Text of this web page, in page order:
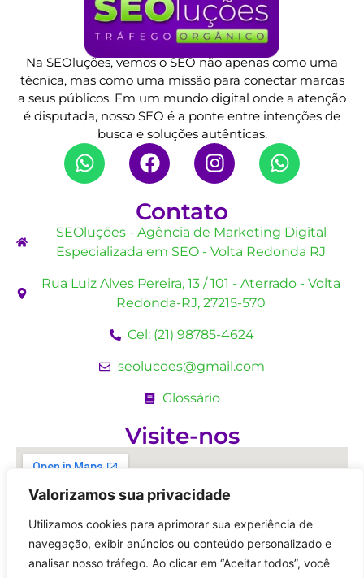
Valorizamos sua privacidade
Utilizamos cookies para aprimorar sua experiência de
navegação, exibir anúncios ou conteúdo personalizado e
analisar nosso tráfego. Ao clicar em “Aceitar todos”, você
Na SEOluções, vemos o SEO não apenas como uma
técnica, mas como uma missão para conectar marcas
a seus públicos. Em um mundo digital onde a atenção
é disputada, nosso SEO é a ponte entre intenções de
busca e soluções autênticas.
Contato
SEOluções - Agência de Marketing Digital
Especializada em SEO - Volta Redonda RJ
Rua Luiz Alves Pereira, 13 / 101 - Aterrado - Volta
Redonda-RJ, 27215-570
Cel: (21) 98785-4624
seolucoes@gmail.com
Glossário
Visite-nos